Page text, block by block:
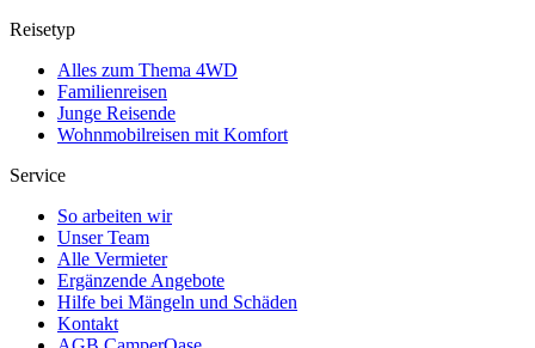
Reisetyp
Alles zum Thema 4WD
Familienreisen
Junge Reisende
Wohnmobilreisen mit Komfort
Service
So arbeiten wir
Unser Team
Alle Vermieter
Ergänzende Angebote
Hilfe bei Mängeln und Schäden
Kontakt